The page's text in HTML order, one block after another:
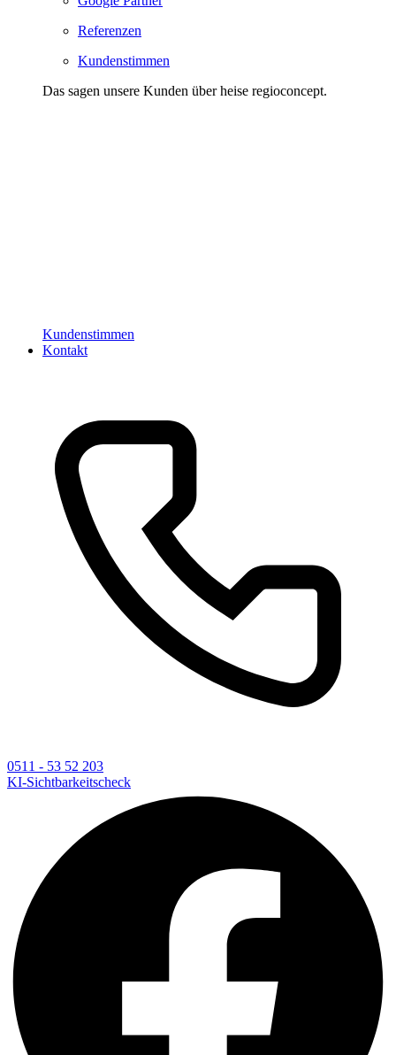
Referenzen
Kundenstimmen
Das sagen unsere Kunden über heise regioconcept.
Kundenstimmen
Kontakt
0511 - 53 52 203
KI-Sichtbarkeitscheck